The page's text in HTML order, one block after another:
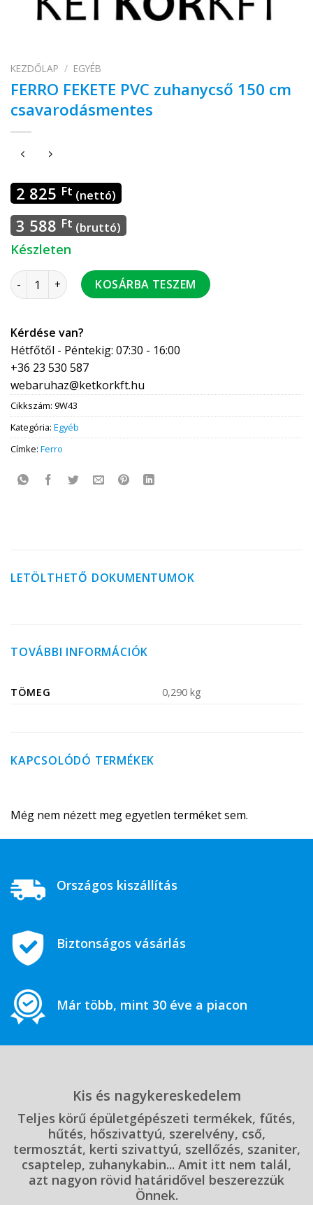
KEZDŐLAP / EGYÉB
FERRO FEKETE PVC zuhanycső 150 cm
csavarodásmentes
2 825 Ft (nettó)
3 588 Ft (bruttó)
Készleten
FERRO FEKETE PVC zuhanycső 150 cm csavarodásmentes
KOSÁRBA TESZEM
Kérdése van?
Hétfőtől - Péntekig: 07:30 - 16:00
+36 23 530 587
webaruhaz@ketkorkft.hu
Cikkszám: 9W43
Kategória: Egyéb
Címke: Ferro
LETÖLTHETŐ DOKUMENTUMOK
TOVÁBBI INFORMÁCIÓK
TÖMEG 0,290 kg
KAPCSOLÓDÓ TERMÉKEK
Még nem nézett meg egyetlen terméket sem.
Országos kiszállítás
Biztonságos vásárlás
Már több, mint 30 éve a piacon
Kis és nagykereskedelem
Teljes körű épületgépészeti termékek, fűtés,
hűtés, hőszivattyú, szerelvény, cső,
termosztát, kerti szivattyú, szellőzés, szaniter,
csaptelep, zuhanykabin... Amit itt nem talál,
azt nagyon rövid határidővel beszerezzük
Önnek.